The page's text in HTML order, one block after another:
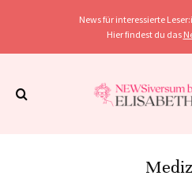
News für interessierte
Hier findest du das